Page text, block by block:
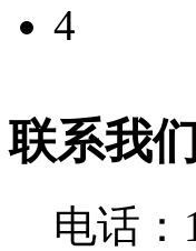
4
联系我们
电话：